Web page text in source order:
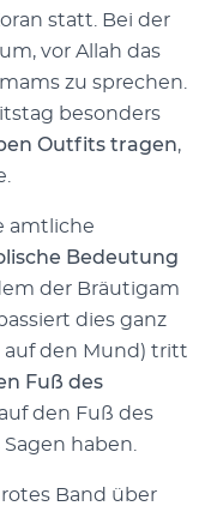
statt. Bei der
vor Allah das
zu sprechen.
besonders
Outfits tragen,
amtliche
Bedeutung
der Bräutigam
dies ganz
auf den Mund) tritt
Fuß des
den Fuß des
haben.
Band über